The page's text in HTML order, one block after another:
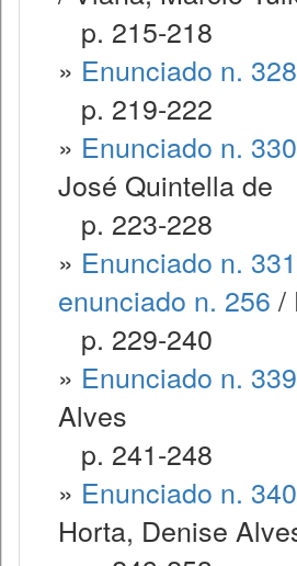
p. 215-218
» Enunciado n.
p. 219-222
» Enunciado n.
José Quintella de
p. 223-228
» Enunciado n.
enunciado n. 256 /
p. 229-240
» Enunciado n.
Alves
p. 241-248
» Enunciado n.
Horta, Denise